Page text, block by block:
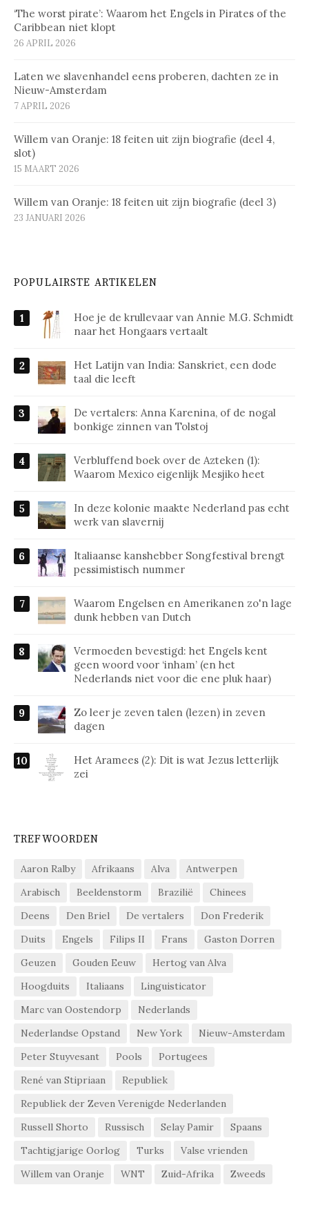
‘The worst pirate’: Waarom het Engels in Pirates of the
Caribbean niet klopt
26 APRIL 2026
Laten we slavenhandel eens proberen, dachten ze in
Nieuw-Amsterdam
7 APRIL 2026
Willem van Oranje: 18 feiten uit zijn biografie (deel 4,
slot)
15 MAART 2026
Willem van Oranje: 18 feiten uit zijn biografie (deel 3)
23 JANUARI 2026
POPULAIRSTE ARTIKELEN
Hoe je de krullevaar van Annie M.G. Schmidt
naar het Hongaars vertaalt
Het Latijn van India: Sanskriet, een dode
taal die leeft
De vertalers: Anna Karenina, of de nogal
bonkige zinnen van Tolstoj
Verbluffend boek over de Azteken (1):
Waarom Mexico eigenlijk Mesjiko heet
In deze kolonie maakte Nederland pas echt
werk van slavernij
Italiaanse kanshebber Songfestival brengt
pessimistisch nummer
Waarom Engelsen en Amerikanen zo'n lage
dunk hebben van Dutch
Vermoeden bevestigd: het Engels kent
geen woord voor ‘inham’ (en het
Nederlands niet voor die ene pluk haar)
Zo leer je zeven talen (lezen) in zeven
dagen
Het Aramees (2): Dit is wat Jezus letterlijk
zei
TREFWOORDEN
Aaron Ralby Afrikaans Alva
Antwerpen
Arabisch
Beeldenstorm Brazilië
Chinees
Deens
Den Briel De vertalers
Don Frederik
Duits
Engels Filips II Frans
Gaston Dorren
Geuzen
Gouden Eeuw
Hertog van Alva
Hoogduits
Italiaans
Linguisticator
Marc van Oostendorp
Nederlands
Nederlandse Opstand
New York
Nieuw-Amsterdam
Peter Stuyvesant
Pools
Portugees
René van Stipriaan
Republiek
Republiek der Zeven Verenigde Nederlanden
Russell Shorto
Russisch Selay Pamir
Spaans
Tachtigjarige Oorlog
Turks
Valse vrienden
Willem van Oranje
WNT Zuid-Afrika Zweeds